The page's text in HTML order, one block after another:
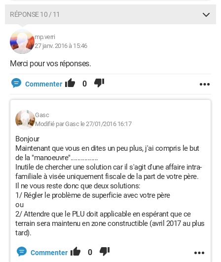
RÉPONSE 10 / 11
mp.verri
27 janv. 2016 à 15:46
Merci pour vos réponses.
Commenter 0
Gasc
Modifié par Gasc le 27/01/2016 16:17
Bonjour
Maintenant que vous en dites un peu plus, j'ai compris le but
de la "manoeuvre"................
Inutile de chercher une solution car il s'agit d'une affaire intra-
familiale à visée uniquement fiscale de la part de votre père.
Il ne vous reste donc que deux solutions:
1/ Régler le problème de superficie avec votre père
ou
2/ Attendre que le PLU doit applicable en espérant que ce
terrain sera maintenu en zone constructible (avril 2017 au plus
tard).
Commenter 0